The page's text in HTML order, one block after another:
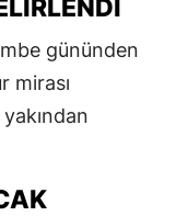
gününden
mirası
yakından